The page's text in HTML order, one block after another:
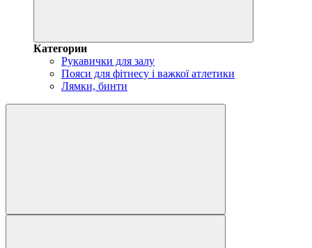
Категории
Рукавички для залу
Пояси для фітнесу і важкої атлетики
Лямки, бинти